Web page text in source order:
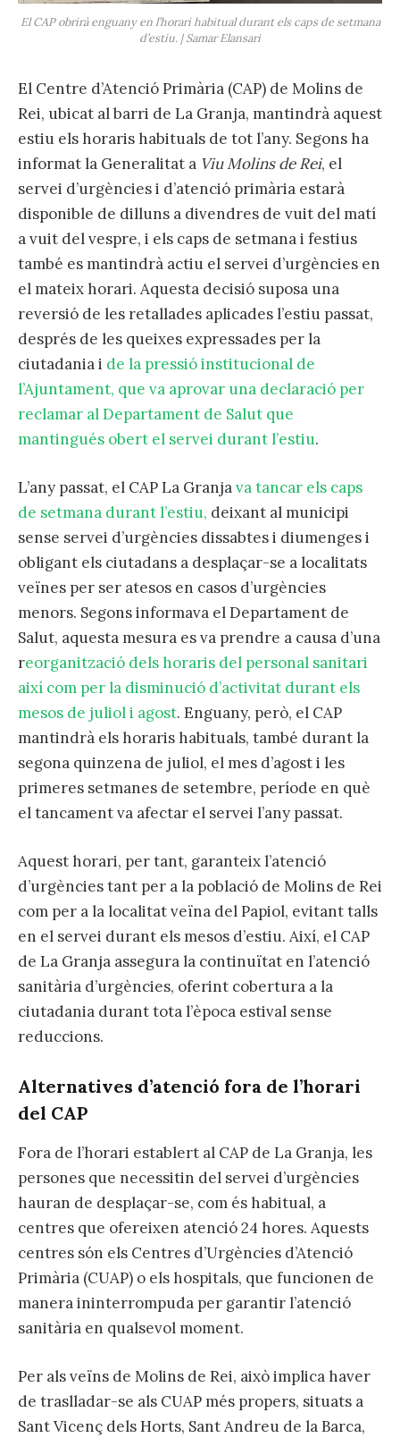
El CAP obrirà enguany en l’horari habitual durant els caps de setmana
d’estiu. | Samar Elansari
El Centre d’Atenció Primària (CAP) de Molins de
Rei, ubicat al barri de La Granja, mantindrà aquest
estiu els horaris habituals de tot l’any. Segons ha
informat la Generalitat a Viu Molins de Rei, el
servei d’urgències i d’atenció primària estarà
disponible de dilluns a divendres de vuit del matí
a vuit del vespre, i els caps de setmana i festius
també es mantindrà actiu el servei d’urgències en
el mateix horari. Aquesta decisió suposa una
reversió de les retallades aplicades l’estiu passat,
després de les queixes expressades per la
ciutadania i de la pressió institucional de
l’Ajuntament, que va aprovar una declaració per
reclamar al Departament de Salut que
mantingués obert el servei durant l’estiu.
L’any passat, el CAP La Granjava tancar els caps
de setmana durant l’estiu, deixant al municipi
sense servei d’urgències dissabtes i diumenges i
obligant els ciutadans a desplaçar-se a localitats
veïnes per ser atesos en casos d’urgències
menors. Segons informava el Departament de
Salut, aquesta mesura es va prendre a causa d’una
reorganització dels horaris del personal sanitari
així com per la disminució d’activitat durant els
mesos de juliol i agost. Enguany, però, el CAP
mantindrà els horaris habituals, també durant la
segona quinzena de juliol, el mes d’agost i les
primeres setmanes de setembre, període en què
el tancament va afectar el servei l’any passat.
Aquest horari, per tant, garanteix l’atenció
d’urgències tant per a la població de Molins de Rei
com per a la localitat veïna del Papiol, evitant talls
en el servei durant els mesos d’estiu. Així, el CAP
de La Granja assegura la continuïtat en l’atenció
sanitària d’urgències, oferint cobertura a la
ciutadania durant tota l’època estival sense
reduccions.
Alternatives d’atenció fora de l’horari
del CAP
Fora de l’horari establert al CAP de La Granja, les
persones que necessitin del servei d’urgències
hauran de desplaçar-se, com és habitual, a
centres que ofereixen atenció 24 hores. Aquests
centres són els Centres d’Urgències d’Atenció
Primària (CUAP) o els hospitals, que funcionen de
manera ininterrompuda per garantir l’atenció
sanitària en qualsevol moment.
Per als veïns de Molins de Rei, això implica haver
de traslladar-se als CUAP més propers, situats a
Sant Vicenç dels Horts, Sant Andreu de la Barca,